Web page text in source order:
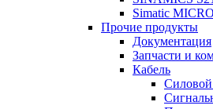
Simatic
Прочие продукты
Документация
Запчасти и
Кабель
Силовой